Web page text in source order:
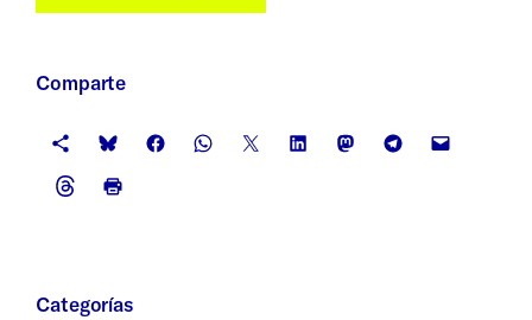
Comparte
Categorías